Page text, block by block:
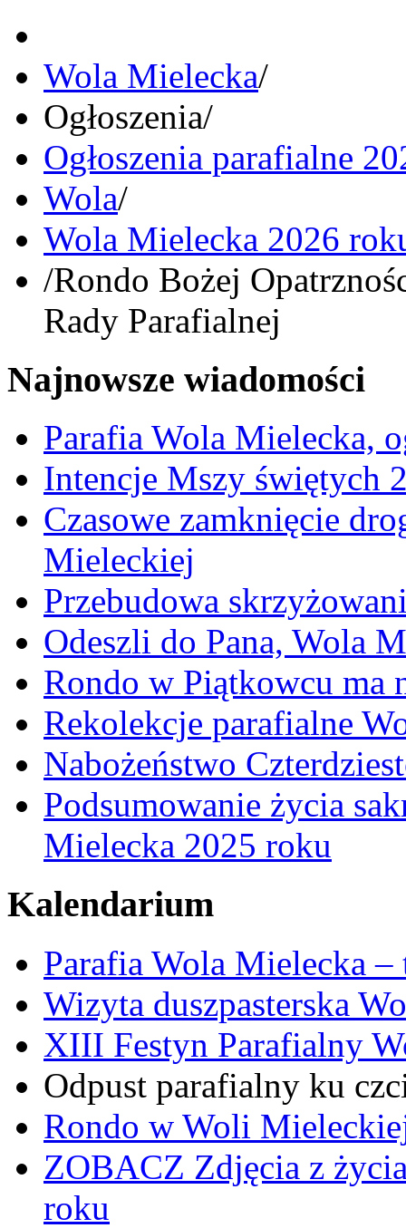
Wola Mielecka/
Ogłoszenia/
Ogłoszenia parafialne
Wola/
Wola Mielecka 2026
/Rondo Bożej
Rady Parafialnej
Najnowsze wiadomości
Parafia Wola Mielecka,
Intencje Mszy świętych
Czasowe zamknięcie
Mieleckiej
Przebudowa
Odeszli do Pana, Wola
Rondo w Piątkowcu ma
Rekolekcje parafialne
Nabożeństwo
Podsumowanie życia
Mielecka 2025 roku
Kalendarium
Parafia Wola Mielecka
Wizyta duszpasterska
XIII Festyn Parafialny
Odpust parafialny ku
Rondo w Woli
ZOBACZ Zdjęcia z
roku